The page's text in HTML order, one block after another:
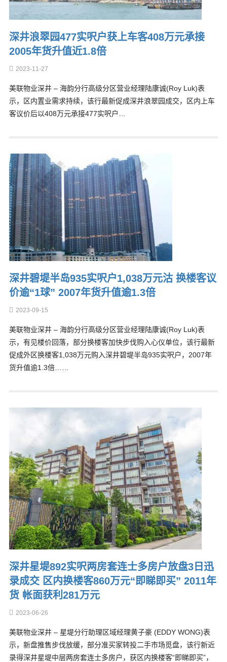
深井浪翠园477实呎户获上车客408万元承接
2005年货升值近1.8倍
2023-11-27
美联物业深井 – 海韵分行高级分区营业经理陆康诚(Roy Luk)表
示，区内置业需求持续，该行最新促成深井浪翠园成交，区内上车
客议价后以408万元承接477实呎户…
深井碧堤半岛935实呎户1,038万元沽 换楼客议
价逾“1球” 2007年货升值逾1.3倍
2023-09-15
美联物业深井 – 海韵分行高级分区营业经理陆康诚(Roy Luk)表
示，有见楼价回落，部分换楼客加快步伐购入心仪单位，该行最新
促成外区换楼客1,038万元购入深井碧堤半岛935实呎户，2007年
货升值逾1.3倍……
深井星堤892实呎两房套连士多房户放盘3日迅
录成交 区内换楼客860万元“即睇即买” 2011年
货 帐面获利281万元
2023-06-26
美联物业深井 – 星堤分行助理区域经理黄子豪 (EDDY WONG)表
示，新盘推售步伐放缓，部分准买家转投二手市场觅盘，该行新近
录得深井星堤中层两房套连士多房户，获区内换楼客“即睇即买”，